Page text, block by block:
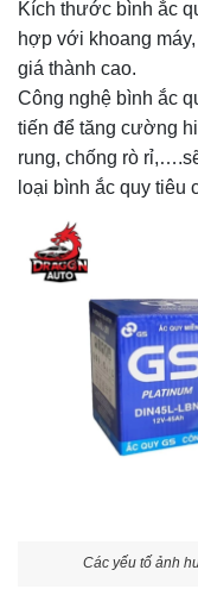
Kích thước bình ắc
hợp với khoang
giá thành cao.
Công nghệ bình ắc
tiến để tăng cường
rung, chống rò
loại bình ắc quy tiêu
Các yếu tố ảnh